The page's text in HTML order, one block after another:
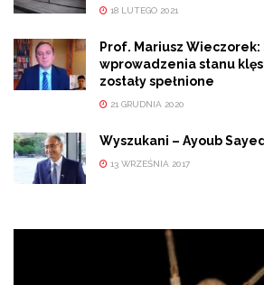
18 LUTEGO 2021
Prof. Mariusz Wieczorek:
wprowadzenia stanu
zostały spełnione
21 GRUDNIA 2020
Wyszukani – Ayoub Sayed
13 WRZEŚNIA 2017